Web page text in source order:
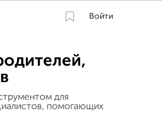
Войти
для
помогающих